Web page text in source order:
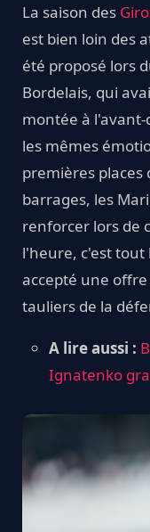
La saison des
est bien loin des
été proposé lors
Bordelais, qui
montée à
les mêmes
premières places
barrages, les
renforcer lors de
l'heure, c'est
accepté une
tauliers de la
A lire aussi :
Ignatenko